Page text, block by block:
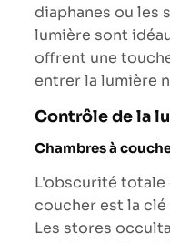
diaphanes ou les
lumière sont
offrent une
entrer la lumière
Contrôle de la
Chambres à
L'obscurité totale
coucher est la
Les stores